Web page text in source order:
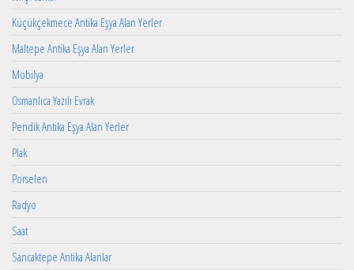
Küçükçekmece Antika Eşya Alan Yerler
Maltepe Antika Eşya Alan Yerler
Mobilya
Osmanlıca Yazılı Evrak
Pendik Antika Eşya Alan Yerler
Plak
Porselen
Radyo
Saat
Sancaktepe Antika Alanlar